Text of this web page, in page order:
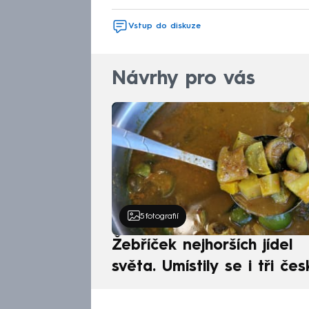
Vstup do diskuze
Návrhy pro vás
5 fotografií
Žebříček nejhorších jídel
světa. Umístily se i tři